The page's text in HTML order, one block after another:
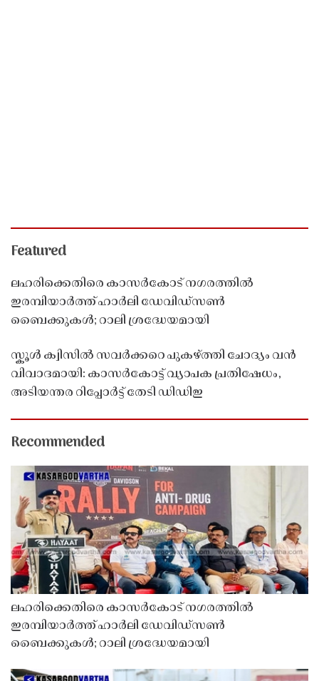
Featured
ലഹരിക്കെതിരെ കാസർകോട് നഗരത്തിൽ
ഇരമ്പിയാർത്ത് ഹാർലി ഡേവിഡ്‌സൺ
ബൈക്കുകൾ; റാലി ശ്രദ്ധേയമായി
സ്കൂൾ ക്വിസിൽ സവർക്കറെ പുകഴ്ത്തി ചോദ്യം വൻ
വിവാദമായി: കാസർകോട്ട് വ്യാപക പ്രതിഷേധം,
അടിയന്തര റിപ്പോർട്ട് തേടി ഡിഡിഇ
Recommended
ലഹരിക്കെതിരെ കാസർകോട് നഗരത്തിൽ
ഇരമ്പിയാർത്ത് ഹാർലി ഡേവിഡ്‌സൺ
ബൈക്കുകൾ; റാലി ശ്രദ്ധേയമായി